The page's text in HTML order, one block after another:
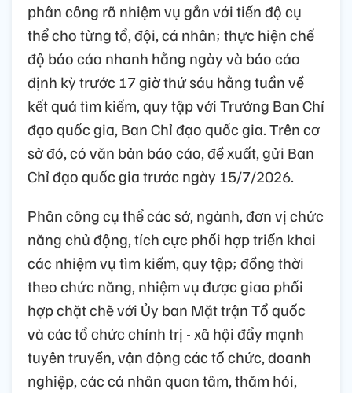
phân công rõ nhiệm vụ gắn với tiến độ cụ
thể cho từng tổ, đội, cá nhân; thực hiện chế
độ báo cáo nhanh hằng ngày và báo cáo
định kỳ trước 17 giờ thứ sáu hằng tuần về
kết quả tìm kiếm, quy tập với Trưởng Ban Chỉ
đạo quốc gia, Ban Chỉ đạo quốc gia. Trên cơ
sở đó, có văn bản báo cáo, đề xuất, gửi Ban
Chỉ đạo quốc gia trước ngày 15/7/2026.
Phân công cụ thể các sở, ngành, đơn vị chức
năng chủ động, tích cực phối hợp triển khai
các nhiệm vụ tìm kiếm, quy tập; đồng thời
theo chức năng, nhiệm vụ được giao phối
hợp chặt chẽ với Ủy ban Mặt trận Tổ quốc
và các tổ chức chính trị - xã hội đẩy mạnh
tuyên truyền, vận động các tổ chức, doanh
nghiệp, các cá nhân quan tâm, thăm hỏi,